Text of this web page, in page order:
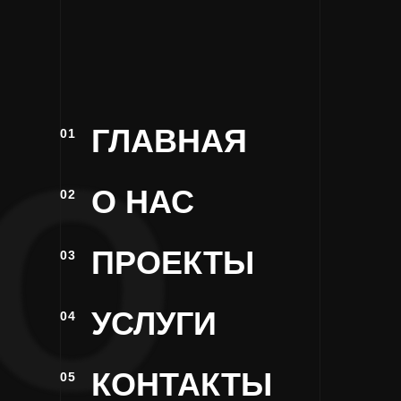
01 ГЛАВНАЯ
02
ПРОЕКТЫ
03
УСЛУГИ
04
О НАС
05 КОНТАКТЫ